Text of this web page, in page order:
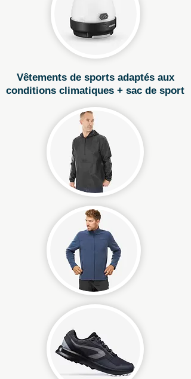
Vêtements de sports adaptés aux
conditions climatiques + sac de sport